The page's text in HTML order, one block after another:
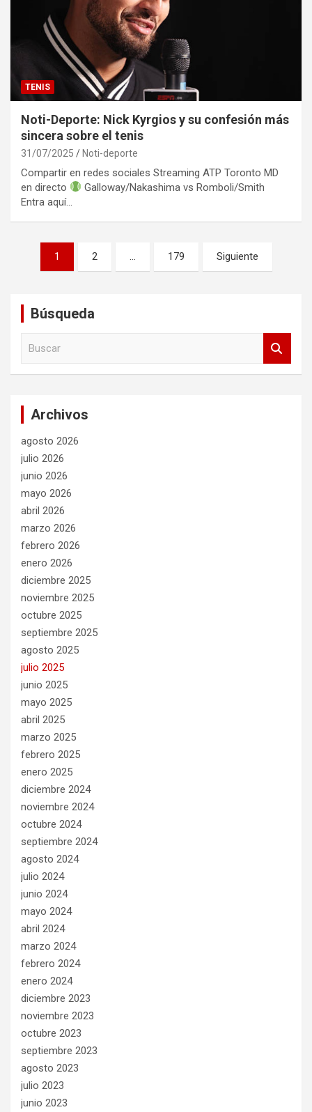
TENIS
Noti-Deporte: Nick Kyrgios y su confesión más
sincera sobre el tenis
31/07/2025 Noti-deporte
Compartir en redes sociales Streaming ATP Toronto MD
en directo
Galloway/Nakashima vs Romboli/Smith
Entra aquí…
pagination
1 2 … 179 Siguiente
Búsqueda
Archivos
agosto 2026
julio 2026
junio 2026
mayo 2026
abril 2026
marzo 2026
febrero 2026
enero 2026
diciembre 2025
noviembre 2025
octubre 2025
septiembre 2025
agosto 2025
julio 2025
junio 2025
mayo 2025
abril 2025
marzo 2025
febrero 2025
enero 2025
diciembre 2024
noviembre 2024
octubre 2024
septiembre 2024
agosto 2024
julio 2024
junio 2024
mayo 2024
abril 2024
marzo 2024
febrero 2024
enero 2024
diciembre 2023
noviembre 2023
octubre 2023
septiembre 2023
agosto 2023
julio 2023
junio 2023